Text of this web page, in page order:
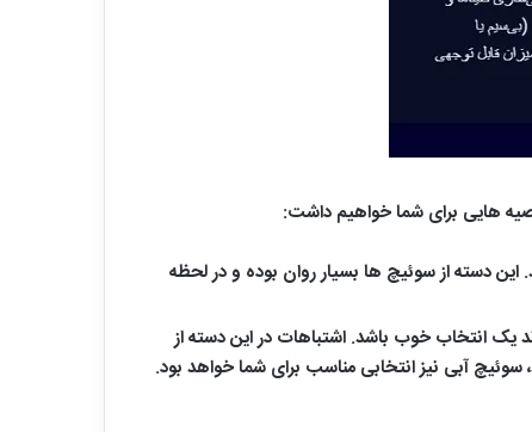
هایی برای شما خواهیم داشت:
این دسته از سوئیچ ها بسیار روان بوده و در لحظه
یک انتخاب خوب باشد. اشتباهات در این دسته از
آبی نیز انتخابی مناسب برای شما خواهد بود.